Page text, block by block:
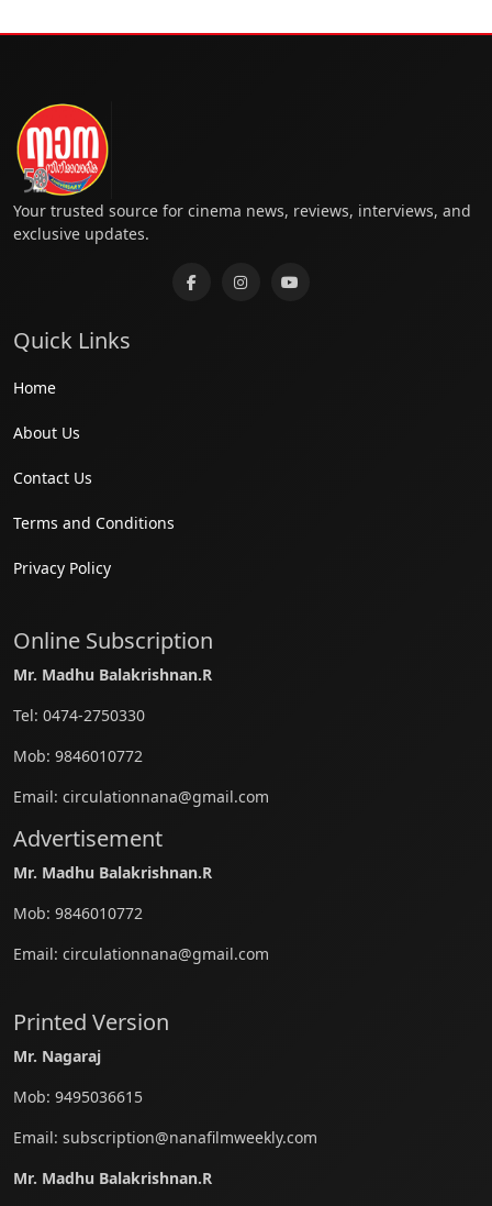
Your trusted source for cinema news, reviews, interviews, and
exclusive updates.
Quick Links
Home
About Us
Contact Us
Terms and Conditions
Privacy Policy
Online Subscription
Mr. Madhu Balakrishnan.R
Tel: 0474-2750330
Mob: 9846010772
Email: circulationnana@gmail.com
Advertisement
Mr. Madhu Balakrishnan.R
Mob: 9846010772
Email: circulationnana@gmail.com
Printed Version
Mr. Nagaraj
Mob: 9495036615
Email: subscription@nanafilmweekly.com
Mr. Madhu Balakrishnan.R